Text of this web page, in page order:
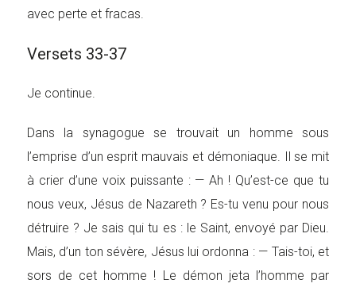
avec perte et fracas.
Versets 33-37
Je continue.
Dans la synagogue se trouvait un homme sous
l’emprise d’un esprit mauvais et démoniaque. Il se mit
à crier d’une voix puissante : — Ah ! Qu’est-ce que tu
nous veux, Jésus de Nazareth ? Es-tu venu pour nous
détruire ? Je sais qui tu es : le Saint, envoyé par Dieu.
Mais, d’un ton sévère, Jésus lui ordonna : — Tais-toi, et
sors de cet homme ! Le démon jeta l’homme par